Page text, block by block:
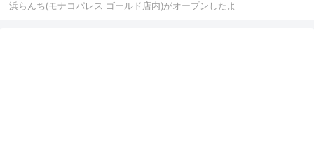
浜らんち(モナコパレス ゴールド店内)がオープンしたよ